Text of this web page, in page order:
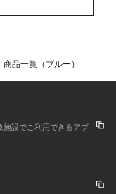
商品一覧（ブルー）
施設でご利用できるアプ